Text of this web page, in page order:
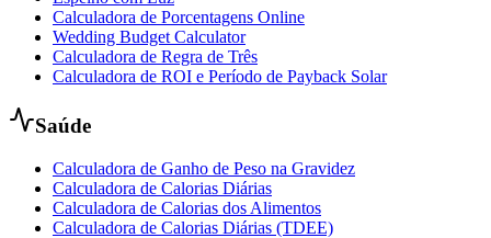
Calculadora de Porcentagens Online
Wedding Budget Calculator
Calculadora de Regra de Três
Calculadora de ROI e Período de Payback Solar
Saúde
Calculadora de Ganho de Peso na Gravidez
Calculadora de Calorias Diárias
Calculadora de Calorias dos Alimentos
Calculadora de Calorias Diárias (TDEE)